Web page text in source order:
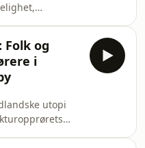
intervju
more
Folk og
i
utopi